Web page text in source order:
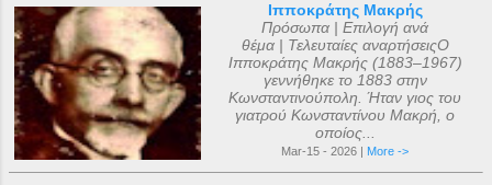
Ιπποκράτης Μακρής
Πρόσωπα | Επιλογή ανά
θέμα | Τελευταίες αναρτήσειςΟ
Ιπποκράτης Μακρής (1883–1967)
γεννήθηκε το 1883 στην
Κωνσταντινούπολη. Ήταν γιος του
γιατρού Κωνσταντίνου Μακρή, ο
οποίος...
Mar-15 - 2026 | More ->